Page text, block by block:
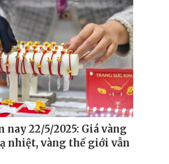
nay 22/5/2025: Giá vàng
nhiệt, vàng thế giới vẫn